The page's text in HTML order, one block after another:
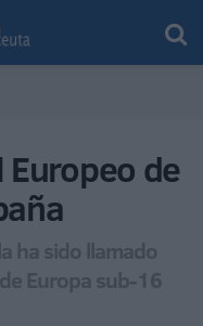
de
ha sido llamado
Europa sub-16